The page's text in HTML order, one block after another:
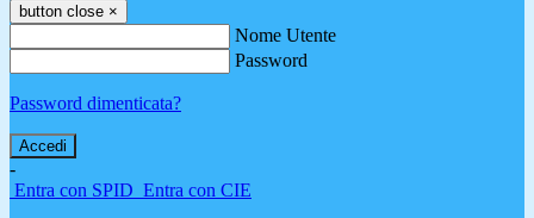
button close ×
Nome Utente
Password
Password dimenticata?
-
Entra con SPID Entra con CIE